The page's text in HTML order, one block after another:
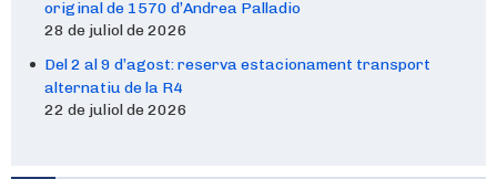
original de 1570 d’Andrea Palladio
28 de juliol de 2026
Del 2 al 9 d’agost: reserva estacionament transport
alternatiu de la R4
22 de juliol de 2026